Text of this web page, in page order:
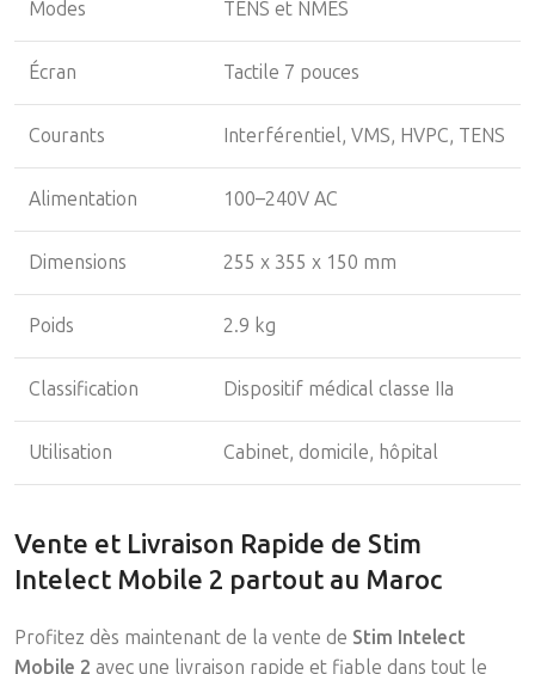
Modes TENS et NMES
Écran Tactile 7 pouces
Courants Interférentiel, VMS, HVPC, TENS
Alimentation 100–240V AC
Dimensions 255 x 355 x 150 mm
Poids 2.9 kg
Classification Dispositif médical classe IIa
Utilisation Cabinet, domicile, hôpital
Vente et Livraison Rapide de Stim
Intelect Mobile 2 partout au Maroc
Profitez dès maintenant de la vente de Stim Intelect
Mobile 2 avec une livraison rapide et fiable dans tout le